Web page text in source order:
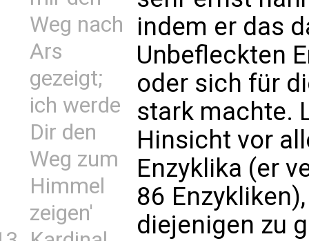
Weg nach
Ars
gezeigt;
ich werde
Dir den
Weg zum
Himmel
zeigen'
indem er das
Unbefleckten
oder sich für
stark machte.
Hinsicht vor
Enzyklika (er
86
diejenigen zu